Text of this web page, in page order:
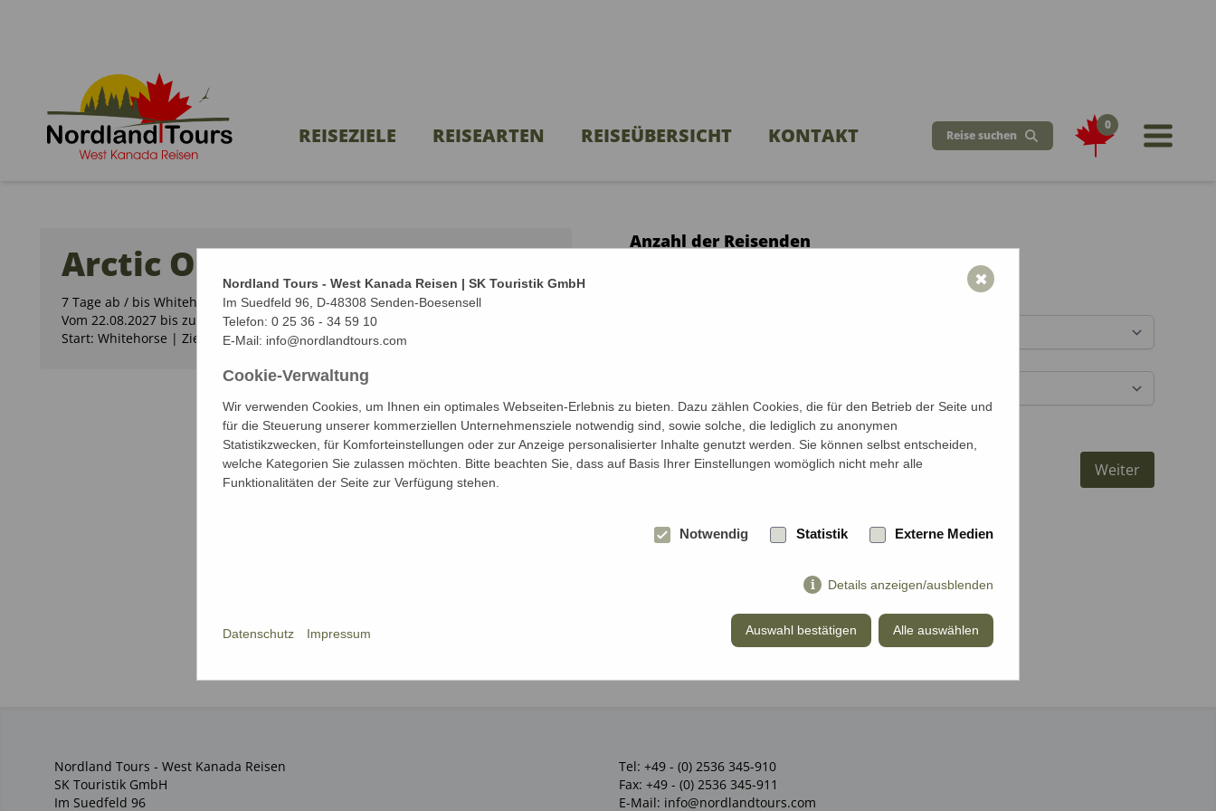
REISEZIELE REISEARTEN REISEÜBERSICHT KONTAKT Reise suchen
0
Arctic Ocean Dream Nord
7 Tage ab / bis Whitehorse
Vom 22.08.2027 bis zum 28.08.2027 (7 Tage)
Start: Whitehorse | Ziel: Whitehorse
Anzahl der Reisenden
Jahren*
Weiter
Nordland Tours - West Kanada Reisen
SK Touristik GmbH
Im Suedfeld 96
Tel: +49 - (0) 2536 345-910
Fax: +49 - (0) 2536 345-911
E-Mail: info@nordlandtours.com
Nordland Tours - West Kanada Reisen | SK Touristik GmbH
Im Suedfeld 96, D-48308 Senden-Boesensell
Telefon: 0 25 36 - 34 59 10
E-Mail: info@nordlandtours.com
Cookie-Verwaltung
Wir verwenden Cookies, um Ihnen ein optimales Webseiten-Erlebnis zu bieten. Dazu zählen Cookies, die für den Betrieb der Seite und
für die Steuerung unserer kommerziellen Unternehmensziele notwendig sind, sowie solche, die lediglich zu anonymen
Statistikzwecken, für Komforteinstellungen oder zur Anzeige personalisierter Inhalte genutzt werden. Sie können selbst entscheiden,
welche Kategorien Sie zulassen möchten. Bitte beachten Sie, dass auf Basis Ihrer Einstellungen womöglich nicht mehr alle
Funktionalitäten der Seite zur Verfügung stehen.
Notwendig Statistik Externe Medien
Details anzeigen/ausblenden
Auswahl bestätigen Alle auswählen
Datenschutz Impressum
✖